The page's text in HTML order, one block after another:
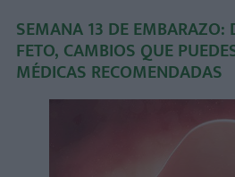
SEMANA 13 DE EMBARAZO:
FETO, CAMBIOS QUE
MÉDICAS RECOMENDADAS